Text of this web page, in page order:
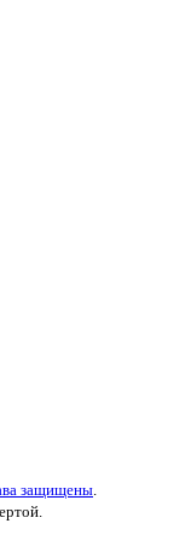
защищены.